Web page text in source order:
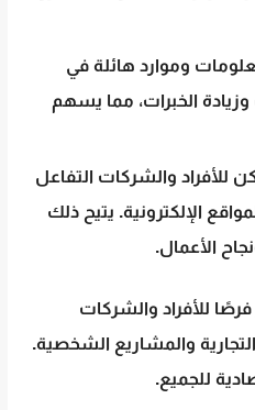
وموارد هائلة في
الخبرات، مما يسهم
للأفراد والشركات التفاعل
الإلكترونية. يتيح ذلك
الأعمال.
للأفراد والشركات
التجارية والمشاريع الشخصية.
للجميع.